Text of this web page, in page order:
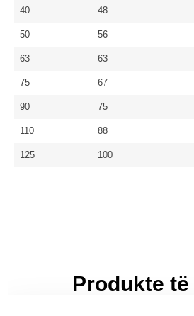
40 48
50 56
63 63
75 67
90 75
110 88
125 100
Produkte të